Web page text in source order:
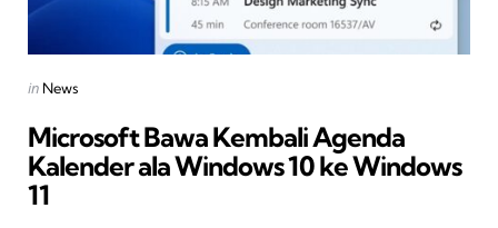
Posted
in News
Microsoft Bawa Kembali Agenda
Kalender ala Windows 10 ke Windows
11